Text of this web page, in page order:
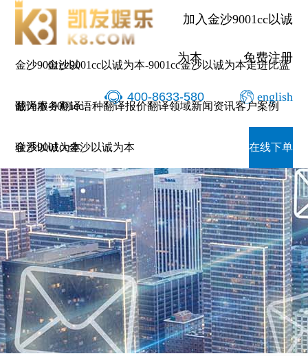
加入金沙9001cc以诚
为本 免费注册
400-8633-580 english
金沙9001cc以
诚为本-9001cc
金沙以诚为本
金沙9001cc以诚为本-9001cc金沙以诚为本走进比蓝
翻译服务翻译语种翻译报价翻译领域新闻资讯客户案例
联系9001cc金沙以诚为本 在线下单